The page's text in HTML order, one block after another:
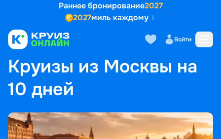
Раннее бронирование2027
2027миль каждому
Войти
ГЛАВНАЯ • ПОПУЛЯРНЫЕ НАПРАВЛЕНИЯ
КРУИЗЫ ИЗ МОСКВЫ НА 10 ДНЕЙ
Круизы из Москвы на
10 дней